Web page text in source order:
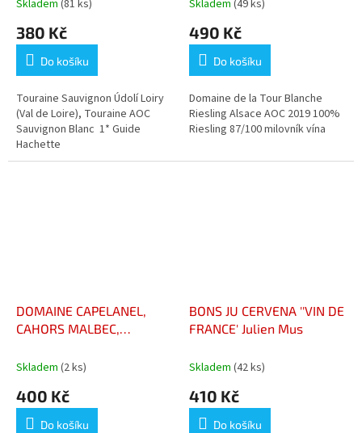
Skladem (81 ks)
380 Kč
Do košíku
Touraine Sauvignon Údolí Loiry
(Val de Loire), Touraine AOC
Sauvignon Blanc 1* Guide
Hachette
Skladem (49 ks)
490 Kč
Do košíku
Domaine de la Tour Blanche
Riesling Alsace AOC 2019 100%
Riesling 87/100 milovník vína
DOMAINE CAPELANEL,
CAHORS MALBEC,
Skladem (2 ks)
400 Kč
Do košíku
BONS JU CERVENA ''VIN DE
FRANCE' Julien Mus
Skladem (42 ks)
410 Kč
Do košíku